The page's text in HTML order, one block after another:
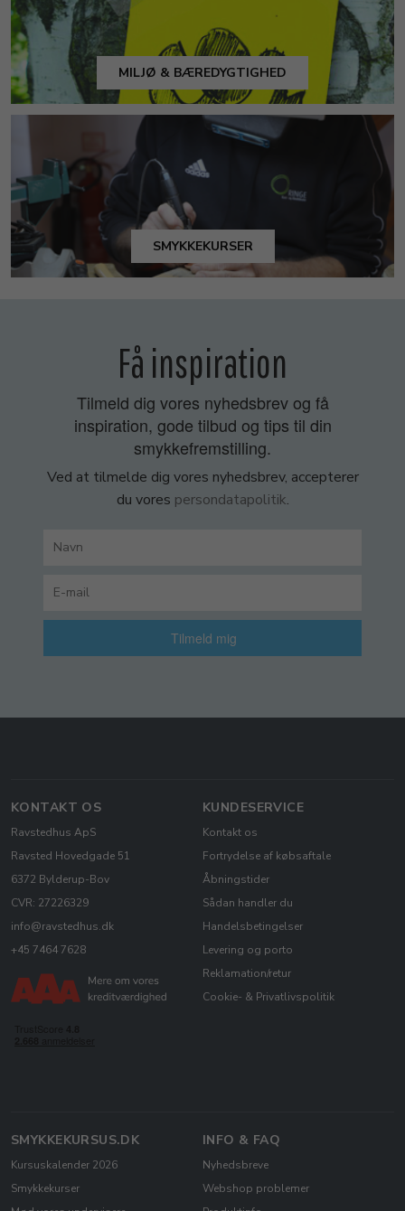
MILJØ & BÆREDYGTIGHED
SMYKKEKURSER
Få inspiration
Tilmeld dig vores nyhedsbrev og få
inspiration, gode tilbud og tips til din
smykkefremstilling.
Ved at tilmelde dig vores nyhedsbrev, accepterer
du vores persondatapolitik.
Tilmeld mig
KONTAKT OS
Ravstedhus ApS
Ravsted Hovedgade 51
6372 Bylderup-Bov
CVR: 27226329
info@ravstedhus.dk
+45 7464 7628
KUNDESERVICE
Kontakt os
Fortrydelse af købsaftale
Åbningstider
Sådan handler du
Handelsbetingelser
Levering og porto
Reklamation/retur
Cookie- & Privatlivspolitik
SMYKKEKURSUS.DK
Kursuskalender 2026
Smykkekurser
INFO & FAQ
Nyhedsbreve
Webshop problemer